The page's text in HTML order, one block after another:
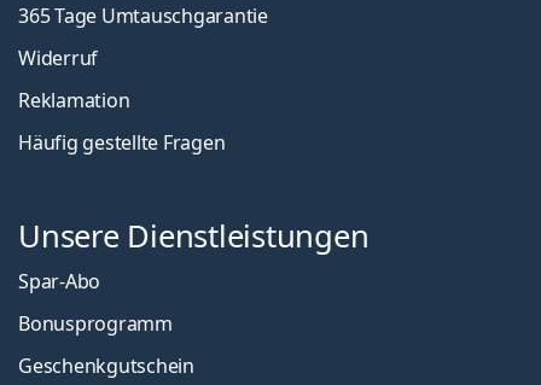
365 Tage Umtauschgarantie
Widerruf
Reklamation
Häufig gestellte Fragen
Unsere Dienstleistungen
Spar-Abo
Bonusprogramm
Geschenkgutschein